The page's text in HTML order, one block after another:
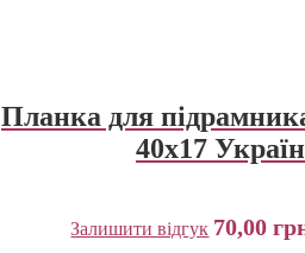
Планка для
40х17
Залишити відгук 70,00